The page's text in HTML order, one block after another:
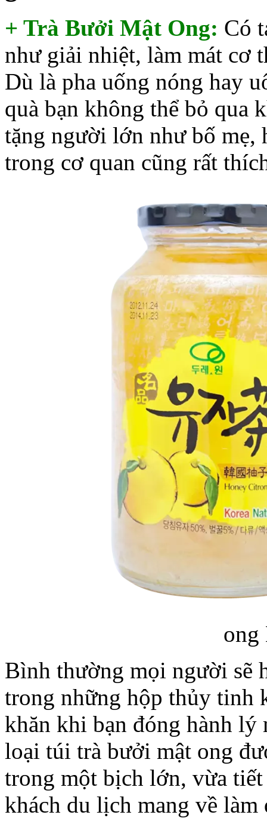
+ Trà Bưởi Mật Ong: Có
như giải nhiệt, làm mát cơ
Dù là pha uống nóng hay
quà bạn không thể bỏ qua
tặng người lớn như bố mẹ,
trong cơ quan cũng rất
ong
Bình thường mọi người sẽ
trong những hộp thủy tinh
khăn khi bạn đóng hành lý
loại túi trà bưởi mật ong
trong một bịch lớn, vừa
khách du lịch mang về làm